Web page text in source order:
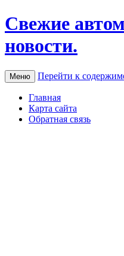
Свежие
новости.
Меню Перейти к
Главная
Карта сайта
Обратная связь